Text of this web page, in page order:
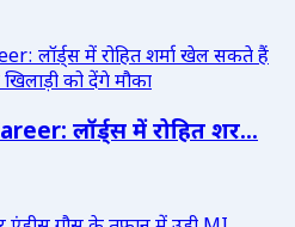
लॉर्ड्स में रोहित शर...